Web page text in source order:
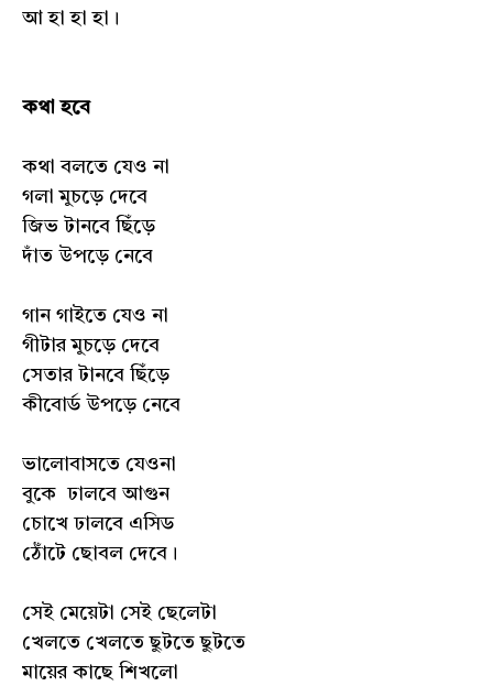
আ হা হা হা।
কথা হবে
কথা বলতে যেও না
গলা মুচড়ে দেবে
জিভ টানবে ছিঁড়ে
দাঁত উপড়ে নেবে
গান গাইতে যেও না
গীটার মুচড়ে দেবে
সেতার টানবে ছিঁড়ে
কীবোর্ড উপড়ে নেবে
ভালোবাসতে যেওনা
বুকে ঢালবে আগুন
চোখে ঢালবে এসিড
ঠোঁটে ছোবল দেবে।
সেই মেয়েটা সেই ছেলেটা
খেলতে খেলতে ছুটতে ছুটতে
মায়ের কাছে শিখলো